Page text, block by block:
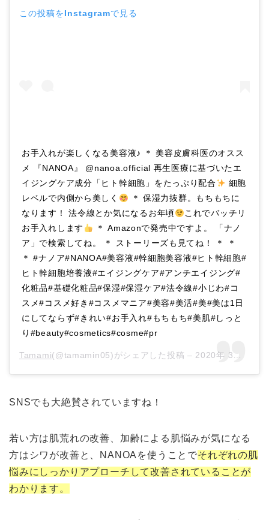
この投稿をInstagramで見る
お手入れが楽しくなる美容液♪ ＊ 美容皮膚科医のオスス
メ 『NANOA』 @nanoa.official 再生医療に基づいたエ
イジングケア成分「ヒト幹細胞」をたっぷり配合
細胞
レベルで内側から美しく
＊ 保湿力抜群。もちもちに
なります！ 法令線とか気になるお年頃
これでバッチリ
お手入れします
＊ Amazonで発売中ですよ。 「ナノ
ア」で検索してね。 ＊ ストーリーズも見てね！ ＊ ＊
＊ #ナノア#NANOA#美容液#幹細胞美容液#ヒト幹細胞#
ヒト幹細胞培養液#エイジングケア#アンチエイジング#
化粧品#基礎化粧品#保湿#保湿ケア#法令線#小じわ#コ
スメ#コスメ好き#コスメマニア#美容#美活#美#美は1日
にしてならず#きれい#お手入れ#もちもち#美肌#しっと
り#beauty#cosmetics#cosme#pr
Tamami(@tamamin05)がシェアした投稿 – 2020年 3月月16日午前5時22分PDT
SNSでも大絶賛されていますね！
若い方は肌荒れの改善、加齢による肌悩みが気になる
方はシワが改善と、NANOAを使うことでそれぞれの肌
悩みにしっかりアプローチして改善されていることが
わかります。